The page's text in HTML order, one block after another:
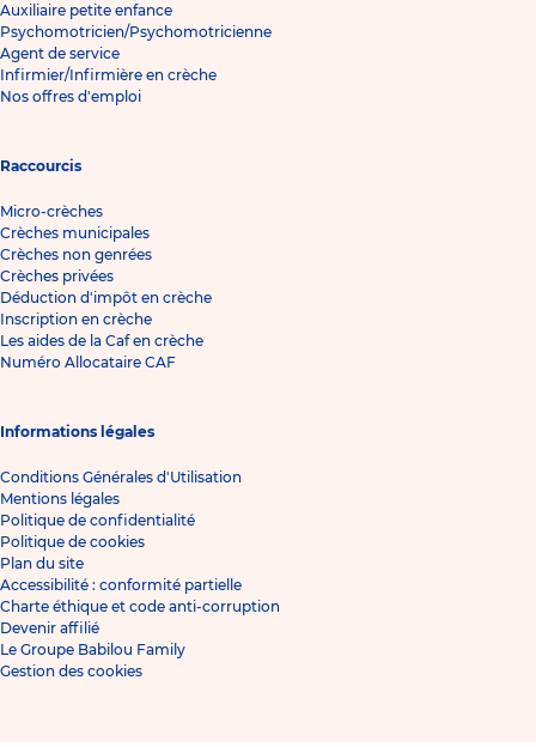
Auxiliaire petite enfance
Psychomotricien/Psychomotricienne
Agent de service
Infirmier/Infirmière en crèche
Nos offres d'emploi
Raccourcis
Micro-crèches
Crèches municipales
Crèches non genrées
Crèches privées
Déduction d'impôt en crèche
Inscription en crèche
Les aides de la Caf en crèche
Numéro Allocataire CAF
Informations légales
Conditions Générales d'Utilisation
Mentions légales
Politique de confidentialité
Politique de cookies
Plan du site
Accessibilité : conformité partielle
Charte éthique et code anti-corruption
Devenir affilié
Le Groupe Babilou Family
Gestion des cookies